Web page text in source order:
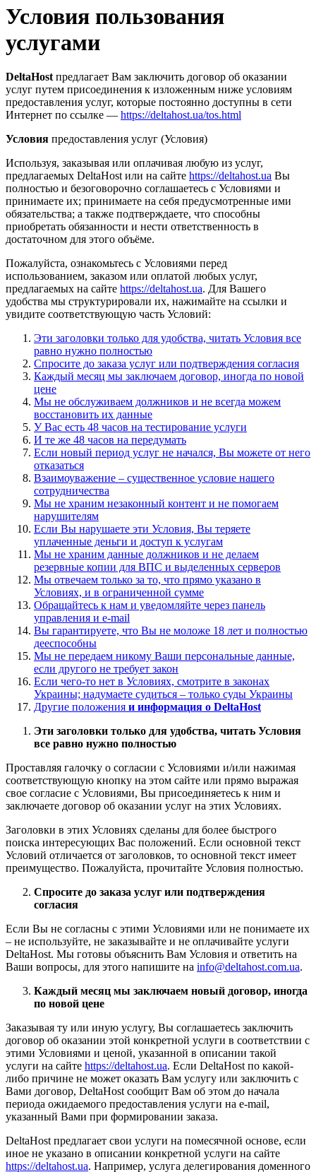
Условия пользования
услугами
DeltaHostпредлагает Вам заключить договор об оказании
услуг путем присоединения к изложенным ниже условиям
предоставления услуг, которые постоянно доступны в сети
Интернет по ссылке — https://deltahost.ua/tos.html
Условия предоставления услуг (Условия)
Используя, заказывая или оплачивая любую из услуг,
предлагаемых DeltaHost или на сайте https://deltahost.ua Вы
полностью и безоговорочно соглашаетесь с Условиями и
принимаете их; принимаете на себя предусмотренные ими
обязательства; а также подтверждаете, что способны
приобретать обязанности и нести ответственность в
достаточном для этого объёме.
Пожалуйста, ознакомьтесь с Условиями перед
использованием, заказом или оплатой любых услуг,
предлагаемых на сайте https://deltahost.ua. Для Вашего
удобства мы структурировали их, нажимайте на ссылки и
увидите соответствующую часть Условий:
Эти заголовки только для удобства, читать Условия все
равно нужно полностью
Спросите до заказа услуг или подтверждения согласия
Каждый месяц мы заключаем договор, иногда по новой
цене
Мы не обслуживаем должников и не всегда можем
восстановить их данные
У Вас есть 48 часов на тестирование услуги
И те же 48 часов на передумать
Если новый период услуг не начался, Вы можете от него
отказаться
Взаимоуважение – существенное условие нашего
сотрудничества
Мы не храним незаконный контент и не помогаем
нарушителям
Если Вы нарушаете эти Условия, Вы теряете
уплаченные деньги и доступ к услугам
Мы не храним данные должников и не делаем
резервные копии для ВПС и выделенных серверов
Мы отвечаем только за то, что прямо указано в
Условиях, и в ограниченной сумме
Обращайтесь к нам и уведомляйте через панель
управления и e-mail
Вы гарантируете, что Вы не моложе 18 лет и полностью
дееспособны
Мы не передаем никому Ваши персональные данные,
если другого не требует закон
Если чего-то нет в Условиях, смотрите в законах
Украины; надумаете судиться – только суды Украины
Другие положения и информация о DeltaHost
Эти заголовки только для удобства, читать Условия
все равно нужно полностью
Проставляя галочку о согласии с Условиями и/или нажимая
соответствующую кнопку на этом сайте или прямо выражая
свое согласие с Условиями, Вы присоединяетесь к ним и
заключаете договор об оказании услуг на этих Условиях.
Заголовки в этих Условиях сделаны для более быстрого
поиска интересующих Вас положений. Если основной текст
Условий отличается от заголовков, то основной текст имеет
преимущество. Пожалуйста, прочитайте Условия полностью.
Спросите до заказа услуг или подтверждения
согласия
Если Вы не согласны с этими Условиями или не понимаете их
– не используйте, не заказывайте и не оплачивайте услуги
DeltaHost. Мы готовы объяснить Вам Условия и ответить на
Ваши вопросы, для этого напишите на info@deltahost.com.ua.
Каждый месяц мы заключаем новый договор, иногда
по новой цене
Заказывая ту или иную услугу, Вы соглашаетесь заключить
договор об оказании этой конкретной услуги в соответствии с
этими Условиями и ценой, указанной в описании такой
услуги на сайте https://deltahost.ua. Если DeltaHost по какой-
либо причине не может оказать Вам услугу или заключить с
Вами договор, DeltaHost сообщит Вам об этом до начала
периода ожидаемого предоставления услуги на e-mail,
указанный Вами при формировании заказа.
DeltaHost предлагает свои услуги на помесячной основе, если
иное не указано в описании конкретной услуги на сайте
https://deltahost.ua. Например, услуга делегирования доменного